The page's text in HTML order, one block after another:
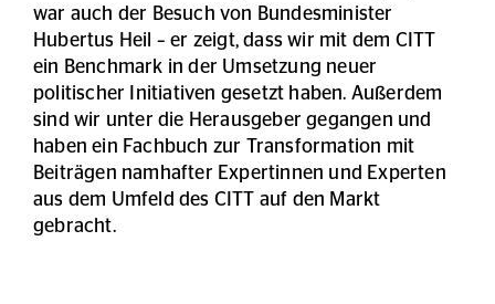
war auch der Besuch von Bundesminister
Hubertus Heil – er zeigt, dass wir mit dem CITT
ein Benchmark in der Umsetzung neuer
politischer Initiativen gesetzt haben. Außerdem
sind wir unter die Herausgeber gegangen und
haben ein Fachbuch zur Transformation mit
Beiträgen namhafter Expertinnen und Experten
aus dem Umfeld des CITT auf den Markt
gebracht.